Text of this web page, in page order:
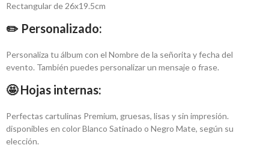
Rectangular de 26x19.5cm
✏️ Personalizado:
Personaliza tu álbum con el Nombre de la señorita y fecha del
evento. También puedes personalizar un mensaje o frase.
🤩 Hojas internas:
Perfectas cartulinas Premium, gruesas, lisas y sin impresión.
disponibles en color Blanco Satinado o Negro Mate, según su
elección.